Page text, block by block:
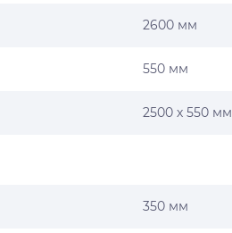
2600 мм
550 мм
2500 х 550 мм
350 мм